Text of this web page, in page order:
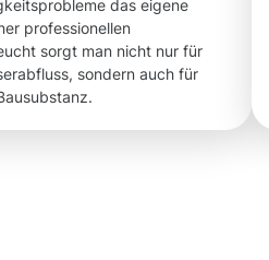
das eigene
professionellen
sorgt man nicht nur für
sondern auch für